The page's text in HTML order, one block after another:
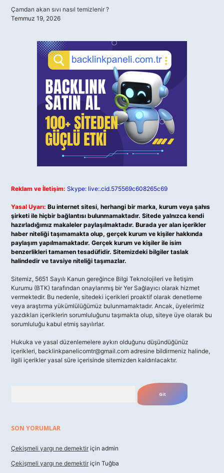
Çamdan akan sıvı nasıl temizlenir ?
Temmuz 19, 2026
Reklam ve İletişim: Skype: live:.cid.575569c608265c69
Yasal Uyarı: Bu internet sitesi, herhangi bir marka, kurum veya şahıs
şirketi ile hiçbir bağlantısı bulunmamaktadır. Sitede yalnızca kendi
hazırladığımız makaleler paylaşılmaktadır. Burada yer alan içerikler
haber niteliği taşımamakta olup, gerçek kurum ve kişiler hakkında
paylaşım yapılmamaktadır. Gerçek kurum ve kişiler ile isim
benzerlikleri tamamen tesadüfidir. Sitemizdeki bilgiler taslak
halindedir ve tavsiye niteliği taşımazlar.
Sitemiz, 5651 Sayılı Kanun gereğince Bilgi Teknolojileri ve İletişim
Kurumu (BTK) tarafından onaylanmış bir Yer Sağlayıcı olarak hizmet
vermektedir. Bu nedenle, sitedeki içerikleri proaktif olarak denetleme
veya araştırma yükümlülüğümüz bulunmamaktadır. Ancak, üyelerimiz
yazdıkları içeriklerin sorumluluğunu taşımakta olup, siteye üye olarak bu
sorumluluğu kabul etmiş sayılırlar.
Hukuka ve yasal düzenlemelere aykırı olduğunu düşündüğünüz
içerikleri, backlinkpanelicomtr@gmail.com adresine bildirmeniz halinde,
ilgili içerikler yasal süre içerisinde sitemizden kaldırılacaktır.
SON YORUMLAR
Çekişmeli yargı ne demektir için admin
Çekişmeli yargı ne demektir için Tuğba